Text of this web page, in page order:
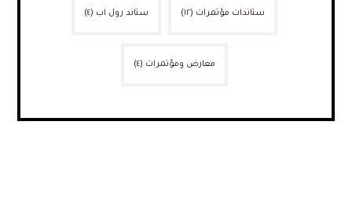
ستاندات مؤتمرات (١٢) ستاند رول اب (٤)
معارض ومؤتمرات (٤)